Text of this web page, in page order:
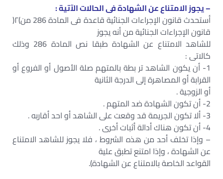
– يجوز الامتناع عن الشهادة فى الحالات الآتية :
أستحدث قانون الإجراءات الجنائية قاعدة فى المادة 286 من)٢(
قانون الإجراءات الجنائية من أنه يجوز
للشاهد الامتناع عن الشهادة طبقا نص المادة 286 وذلك
كالاتى :
1- أن يكون الشاهد تر بطة بالمتهم صلة الأصول أو الفروع أو
القرابة أو المصاهرة إلى الدرجة الثانية
أو الزوجية .
2- أن تكون الشهادة ضد المتهم .
3- ألا تكون الجريمة قد وقعت على الشاهد أو احد أقاربه .
4- أن تكون هناك أدالة أثبات أخرى .
– وإذا تخلف أحد من هذه الشروط ، فلا يجوز للشاهد الامتناع
عن الشهادة ، وإذا امتنع تطبق علية
القواعد الخاصة بالامتناع عن الشهادة).